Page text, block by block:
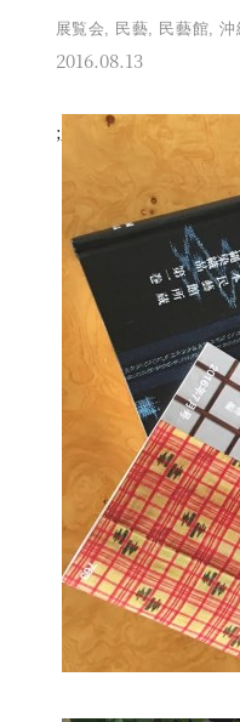
展覧会, 民藝, 民藝館,沖
2016.08.13
;